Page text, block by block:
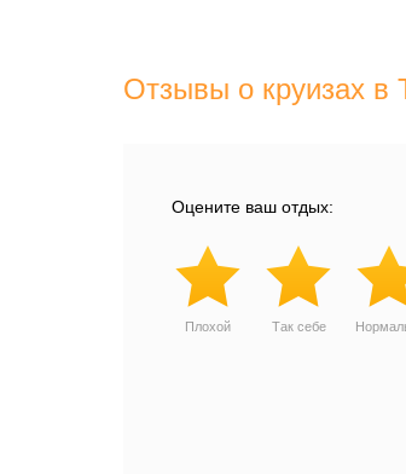
Отзывы о круизах в
Оцените ваш отдых:
Плохой Так себе